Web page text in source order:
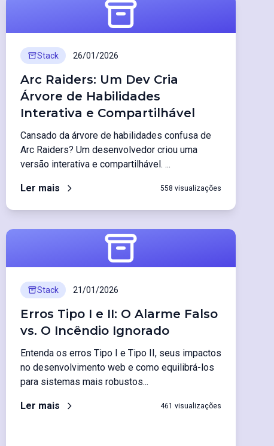
Stack 26/01/2026
Arc Raiders: Um Dev Cria
Árvore de Habilidades
Interativa e Compartilhável
Cansado da árvore de habilidades confusa de
Arc Raiders? Um desenvolvedor criou uma
versão interativa e compartilhável. ...
Ler mais 558 visualizações
Stack 21/01/2026
Erros Tipo I e II: O Alarme Falso
vs. O Incêndio Ignorado
Entenda os erros Tipo I e Tipo II, seus impactos
no desenvolvimento web e como equilibrá-los
para sistemas mais robustos...
Ler mais 461 visualizações